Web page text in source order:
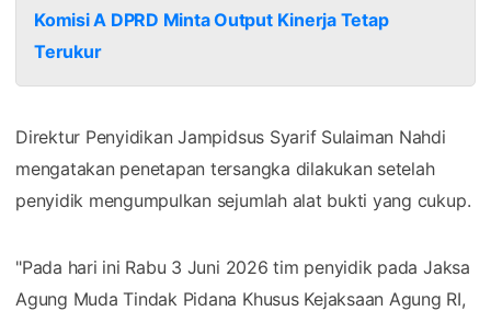
Komisi A DPRD Minta Output Kinerja Tetap
Terukur
Direktur Penyidikan Jampidsus Syarif Sulaiman Nahdi
mengatakan penetapan tersangka dilakukan setelah
penyidik mengumpulkan sejumlah alat bukti yang cukup.
"Pada hari ini Rabu 3 Juni 2026 tim penyidik pada Jaksa
Agung Muda Tindak Pidana Khusus Kejaksaan Agung RI,